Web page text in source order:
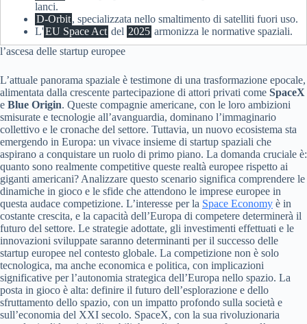
lanci.
D-Orbit, specializzata nello smaltimento di satelliti fuori uso.
L'EU Space Act del 2025 armonizza le normative spaziali.
l’ascesa delle startup europee
L’attuale panorama spaziale è testimone di una trasformazione epocale,
alimentata dalla crescente partecipazione di attori privati come SpaceX
e Blue Origin. Queste compagnie americane, con le loro ambizioni
smisurate e tecnologie all’avanguardia, dominano l’immaginario
collettivo e le cronache del settore. Tuttavia, un nuovo ecosistema sta
emergendo in Europa: un vivace insieme di startup spaziali che
aspirano a conquistare un ruolo di primo piano. La domanda cruciale è:
quanto sono realmente competitive queste realtà europee rispetto ai
giganti americani? Analizzare questo scenario significa comprendere le
dinamiche in gioco e le sfide che attendono le imprese europee in
questa audace competizione. L’interesse per la Space Economy è in
costante crescita, e la capacità dell’Europa di competere determinerà il
futuro del settore. Le strategie adottate, gli investimenti effettuati e le
innovazioni sviluppate saranno determinanti per il successo delle
startup europee nel contesto globale. La competizione non è solo
tecnologica, ma anche economica e politica, con implicazioni
significative per l’autonomia strategica dell’Europa nello spazio. La
posta in gioco è alta: definire il futuro dell’esplorazione e dello
sfruttamento dello spazio, con un impatto profondo sulla società e
sull’economia del XXI secolo. SpaceX, con la sua rivoluzionaria